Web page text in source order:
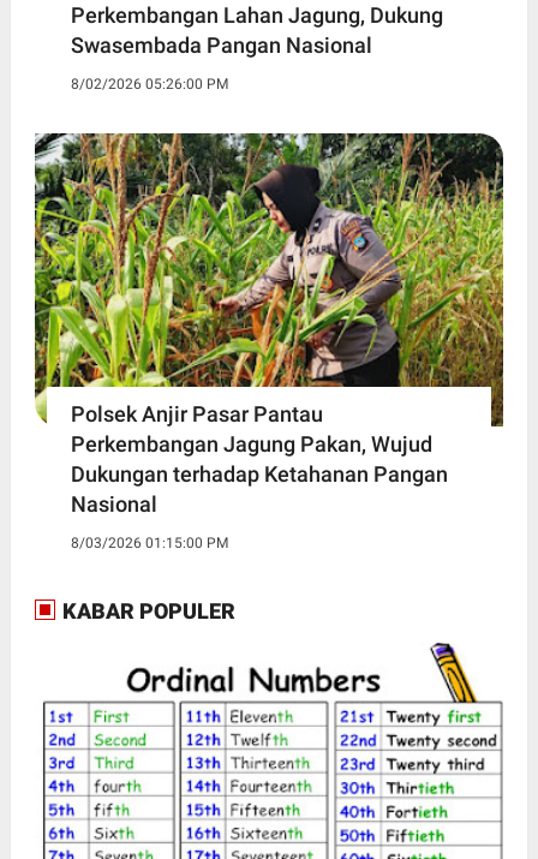
Perkembangan Lahan Jagung, Dukung
Swasembada Pangan Nasional
8/02/2026 05:26:00 PM
Polsek Anjir Pasar Pantau
Perkembangan Jagung Pakan, Wujud
Dukungan terhadap Ketahanan Pangan
Nasional
8/03/2026 01:15:00 PM
KABAR POPULER